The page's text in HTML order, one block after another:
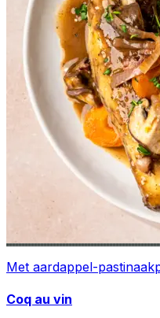
Met aardappel-
Coq au vin